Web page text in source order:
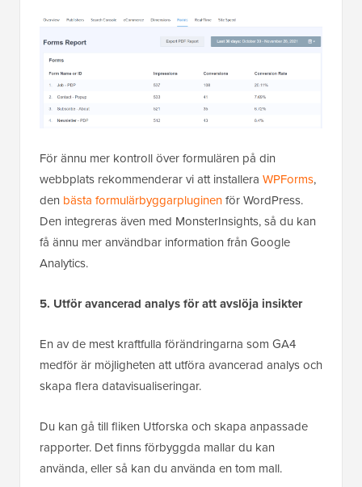
För ännu mer kontroll över formulären på din
webbplats rekommenderar vi att installera WPForms,
den bästa formulärbyggarpluginenför WordPress.
Den integreras även med MonsterInsights, så du kan
få ännu mer användbar information från Google
Analytics.
5. Utför avancerad analys för att avslöja insikter
En av de mest kraftfulla förändringarna som GA4
medför är möjligheten att utföra avancerad analys och
skapa flera datavisualiseringar.
Du kan gå till fliken Utforska och skapa anpassade
rapporter. Det finns förbyggda mallar du kan
använda, eller så kan du använda en tom mall.